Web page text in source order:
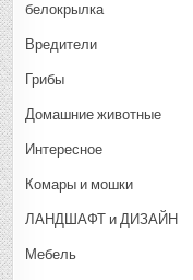
белокрылка
Вредители
Грибы
Домашние животные
Интересное
Комары и мошки
ЛАНДШАФТ и ДИЗАЙН
Мебель